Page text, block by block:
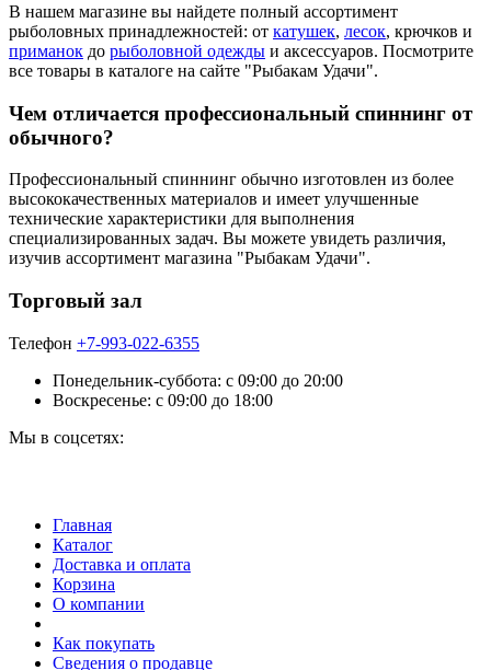
В нашем магазине вы найдете полный ассортимент
рыболовных принадлежностей: от катушек, лесок, крючков и
приманок до рыболовной одежды и аксессуаров. Посмотрите
все товары в каталоге на сайте "Рыбакам Удачи".
Чем отличается профессиональный спиннинг от
обычного?
Профессиональный спиннинг обычно изготовлен из более
высококачественных материалов и имеет улучшенные
технические характеристики для выполнения
специализированных задач. Вы можете увидеть различия,
изучив ассортимент магазина "Рыбакам Удачи".
Торговый зал
Телефон +7-993-022-6355
Понедельник-суббота: c 09:00 до 20:00
Воскресенье: с 09:00 до 18:00
Мы в соцсетях:
Главная
Каталог
Доставка и оплата
Корзина
О компании
Как покупать
Сведения о продавце